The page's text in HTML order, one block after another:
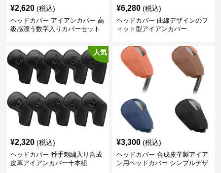
¥2,620 (税込)
ヘッドカバー アイアンカバー 高
級感漂う数字入りカバーセット
¥6,280 (税込)
ヘッドカバー 曲線デザインのフ
ィット型アイアンカバー
人気
¥2,320 (税込)
ヘッドカバー 番手刺繍入り合成
皮革アイアンカバー十本組
¥3,300 (税込)
ヘッドカバー 合成皮革製アイア
ン用ヘッドカバー シンプルデザ